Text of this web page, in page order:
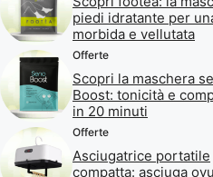
piedi idratante per
morbida e vellutata
Offerte
Scopri la maschera
Boost: tonicità e
in 20 minuti
Offerte
Asciugatrice portatile
compatta: asciuga